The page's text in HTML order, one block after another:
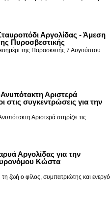
Αργολίδας - Άμεση
Πυροσβεστικής
της Παρασκευής 7 Αυγούστου
Αριστερά
στις συγκεντρώσεις για την
Αριστερά στηρίζει τις
Αργολίδας για την
Κώστα
ζωή ο φίλος, συμπατριώτης και ενεργό